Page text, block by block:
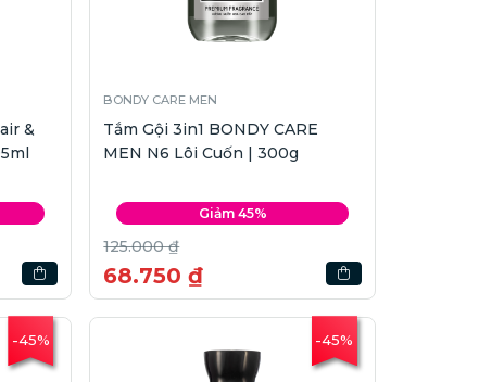
&
BONDY CARE MEN
Tắm Gội 3in1 BONDY CARE
MEN N6 Lôi Cuốn | 300g
Giảm 45%
125.000 ₫
68.750 ₫
-45% -45%